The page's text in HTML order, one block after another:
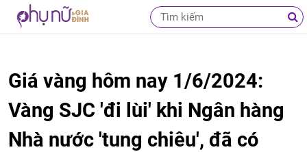
Giá vàng hôm nay 1/6/2024:
Vàng SJC 'đi lùi' khi Ngân hàng
Nhà nước 'tung chiêu', đã có